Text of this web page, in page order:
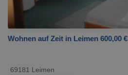
Wohnen auf Zeit in Leimen 600,00 €
69181 Leimen